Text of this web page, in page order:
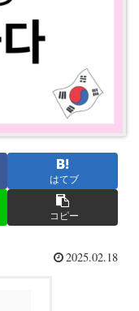
はてブ
コピー
2025.02.18